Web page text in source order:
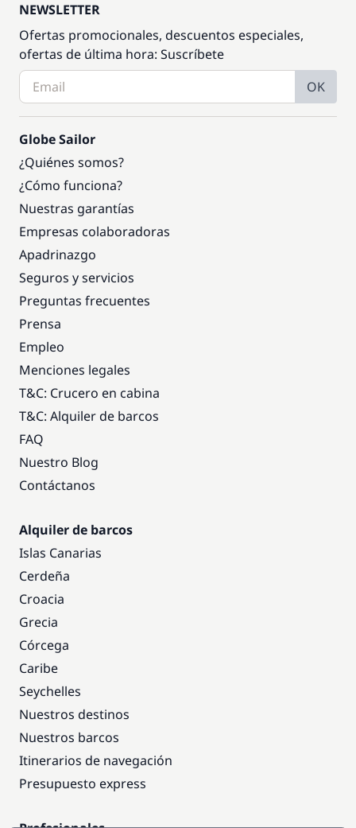
NEWSLETTER
Ofertas promocionales, descuentos especiales,
ofertas de última hora: Suscríbete
OK
Globe Sailor
¿Quiénes somos?
¿Cómo funciona?
Nuestras garantías
Empresas colaboradoras
Apadrinazgo
Seguros y servicios
Preguntas frecuentes
Prensa
Empleo
Menciones legales
T&C: Crucero en cabina
T&C: Alquiler de barcos
FAQ
Nuestro Blog
Contáctanos
Alquiler de barcos
Islas Canarias
Cerdeña
Croacia
Grecia
Córcega
Caribe
Seychelles
Nuestros destinos
Nuestros barcos
Itinerarios de navegación
Presupuesto express